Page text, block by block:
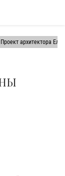
Проект архитектора